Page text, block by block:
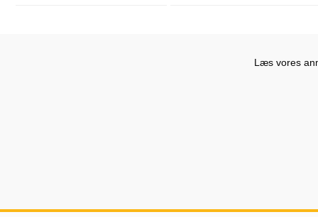
Læs vores